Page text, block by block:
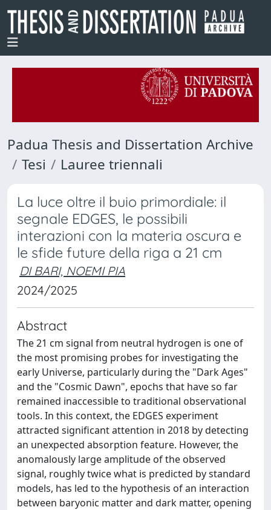
Padua Thesis and Dissertation Archive
Tesi
Lauree triennali
La luce oltre il buio primordiale: il
segnale EDGES, le possibili
interazioni con la materia oscura e
le sfide future della riga a 21 cm
DI BARI, NOEMI PIA
2024/2025
Abstract
The 21 cm signal from neutral hydrogen is one of
the most promising probes for investigating the
early Universe, particularly during the "Dark Ages"
and the "Cosmic Dawn", epochs that have so far
remained inaccessible to traditional observational
tools. In this context, the EDGES experiment
attracted significant attention in 2018 by detecting
an unexpected absorption feature. However, the
anomalously large amplitude of the observed
signal, roughly twice what is predicted by standard
models, has led to the hypothesis of an interaction
between baryonic matter and dark matter, opening